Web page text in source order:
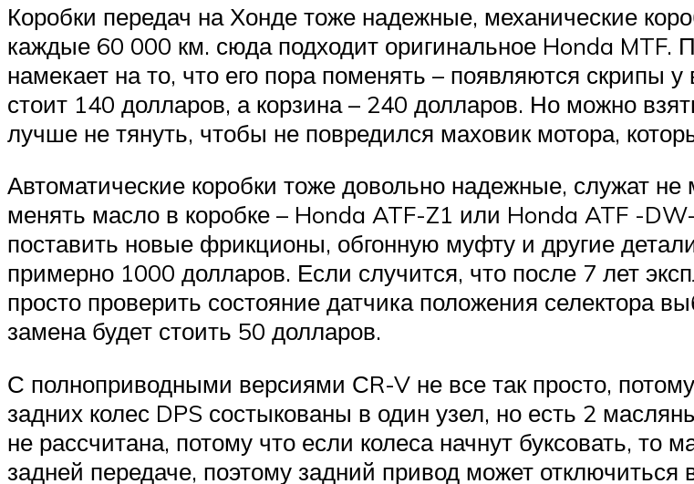
Коробки передач на Хонде тоже надежные, механические
каждые 60 000 км. сюда подходит оригинальное Honda
намекает на то, что его пора поменять – появляются скрипы
стоит 140 долларов, а корзина – 240 долларов. Но можно
лучше не тянуть, чтобы не повредился маховик мотора,
Автоматические коробки тоже довольно надежные, служат
менять масло в коробке – Honda ATF-Z1 или Honda ATF -
поставить новые фрикционы, обгонную муфту и другие
примерно 1000 долларов. Если случится, что после 7 лет
просто проверить состояние датчика положения селектора
замена будет стоить 50 долларов.
С полноприводными версиями СR-V не все так просто,
задних колес DPS состыкованы в один узел, но есть 2
не рассчитана, потому что если колеса начнут буксовать, то
задней передаче, поэтому задний привод может